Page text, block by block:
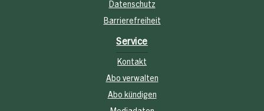
Datenschutz
Barrierefreiheit
Service
Kontakt
Abo verwalten
Abo kündigen